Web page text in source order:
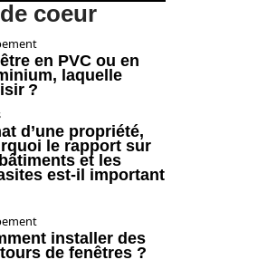
coeur
en PVC ou en
laquelle
?
d’une propriété,
le rapport sur
et les
est-il important
installer des
de fenêtres ?